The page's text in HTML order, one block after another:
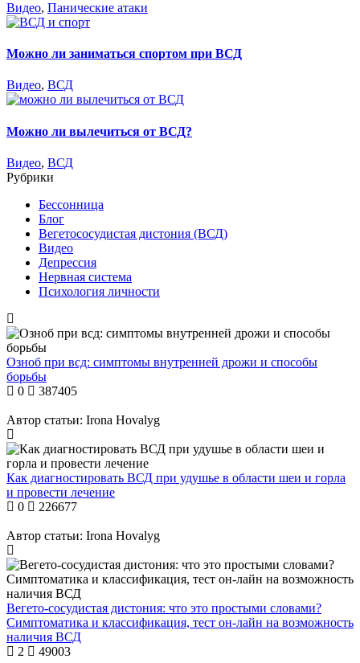
Видео, Панические атаки
Можно ли заниматься спортом при ВСД
Видео, ВСД
Можно ли вылечиться от ВСД?
Видео, ВСД
Рубрики
Бессонница
Блог
Вегетососудистая дистония (ВСД)
Видео
Депрессия
Нервная система
Психология личности
Озноб при всд: симптомы внутренней дрожи и способы
борьбы
0
387405
Автор статьи: Irona Hovalyg
Как диагностировать ВСД при удушье в области шеи и горла
и провести лечение
0
226677
Автор статьи: Irona Hovalyg
Вегето-сосудистая дистония: что это простыми словами?
Симптоматика и классификация, тест он-лайн на возможность
наличия ВСД
2
49003